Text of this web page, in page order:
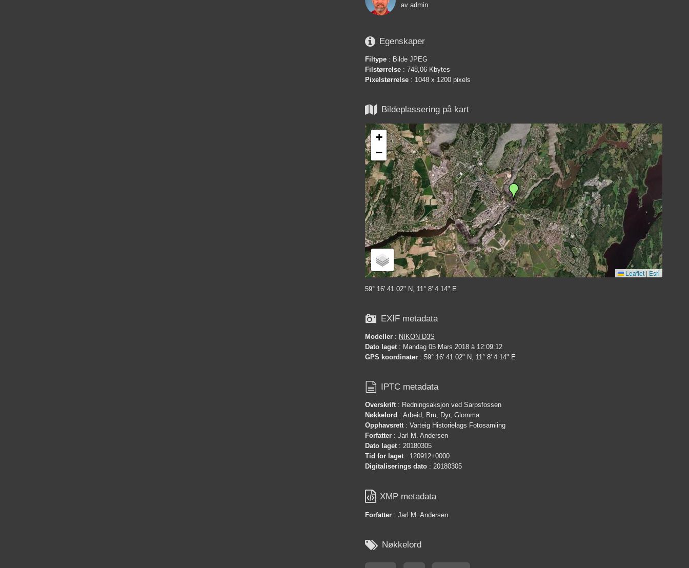
av admin
 Egenskaper
Filtype : Bilde JPEG
Filstørrelse : 748,06 Kbytes
Pixelstørrelse : 1048 x 1200 pixels
 Bildeplassering på kart
+
−
Leaflet | Esri
59° 16' 41.02" N, 11° 8' 4.14" E
 EXIF metadata
Modeller : NIKON D3S
Dato laget : Mandag 05 Mars 2018 à 12:09:12
GPS koordinater : 59° 16' 41.02" N, 11° 8' 4.14" E
 IPTC metadata
Overskrift : Redningsaksjon ved Sarpsfossen
Nøkkelord : Arbeid, Bru, Dyr, Glomma
Opphavsrett : Varteig Historielags Fotosamling
Forfatter : Jarl M. Andersen
Dato laget : 20180305
Tid for laget : 120912+0000
Digitaliserings dato : 20180305
 XMP metadata
Forfatter : Jarl M. Andersen
 Nøkkelord